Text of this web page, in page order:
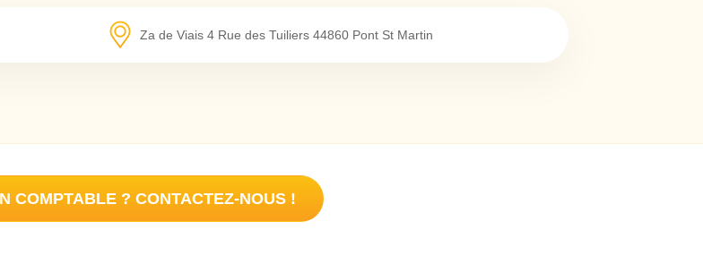
Za de Viais 4 Rue des Tuiliers 44860 Pont St Martin
COMPTABLE ? CONTACTEZ-NOUS !